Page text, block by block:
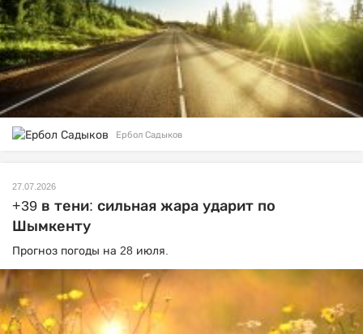
Ербол Садыков
27.07.2026
+39 в тени: сильная жара ударит по
Шымкенту
Прогноз погоды на 28 июля.